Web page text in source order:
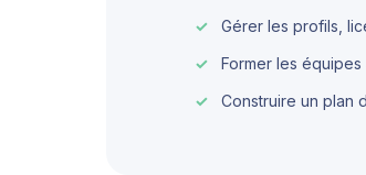
Gérer les profils,
Former les
Construire un plan